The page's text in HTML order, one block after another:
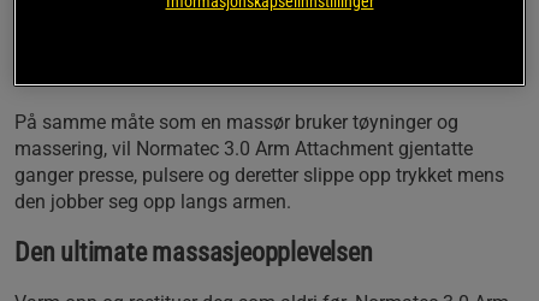
På samme måte som en massør bruker tøyninger og
massering, vil Normatec 3.0 Arm Attachment gjentatte
ganger presse, pulsere og deretter slippe opp trykket mens
den jobber seg opp langs armen.
Den ultimate massasjeopplevelsen